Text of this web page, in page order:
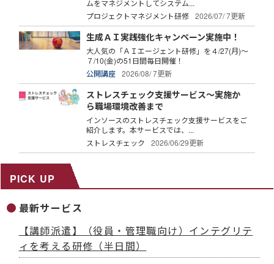
ムをマネジメントしてシステム...
プロジェクトマネジメント研修
2026/07/ 7更新
生成ＡＩ実践強化キャンペーン実施中！
大人気の「ＡＩエージェント研修」を４/27(月)～
７/10(金)の51日間毎日開催！
公開講座
2026/08/ 7更新
ストレスチェック支援サービス～実施か
ら職場環境改善まで
インソースのストレスチェック支援サービスをご
紹介します。本サービスでは、...
ストレスチェック
2026/06/29更新
PICK UP
最新サービス
【講師派遣】（役員・管理職向け）インテグリテ
ィを考える研修（半日間）